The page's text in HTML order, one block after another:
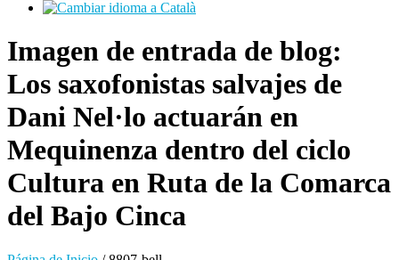
Imagen de entrada de blog:
Los saxofonistas salvajes de
Dani Nel·lo actuarán en
Mequinenza dentro del ciclo
Cultura en Ruta de la Comarca
del Bajo Cinca